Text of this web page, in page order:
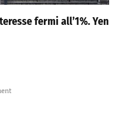
fermi all’1%. Yen